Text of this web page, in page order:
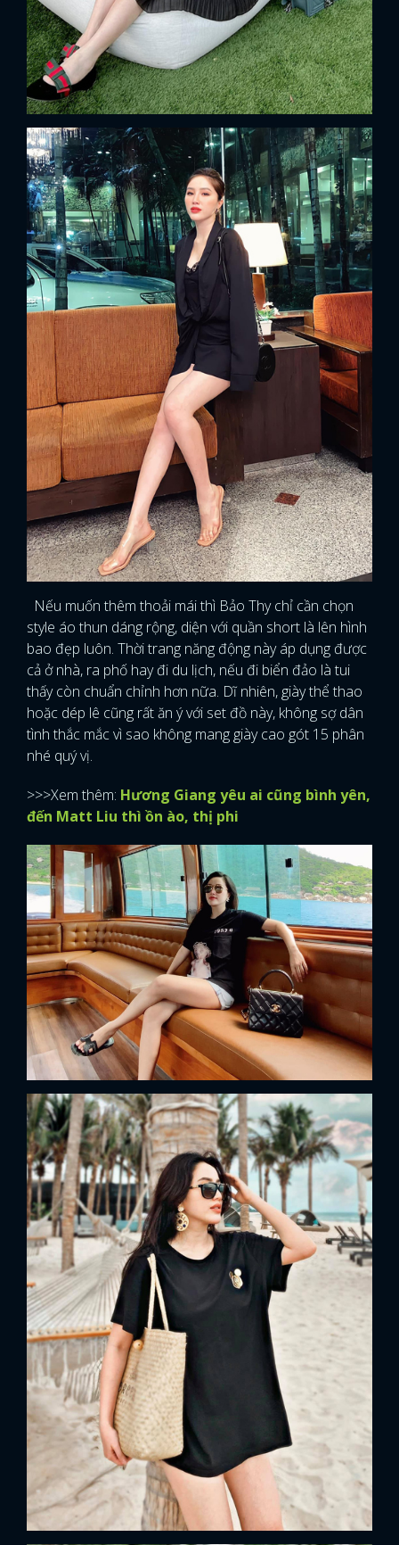
Nếu muốn thêm thoải mái thì Bảo Thy chỉ cần chọn
style áo thun dáng rộng, diện với quần short là lên hình
bao đẹp luôn. Thời trang năng động này áp dụng được
cả ở nhà, ra phố hay đi du lịch, nếu đi biển đảo là tui
thấy còn chuẩn chỉnh hơn nữa. Dĩ nhiên, giày thể thao
hoặc dép lê cũng rất ăn ý với set đồ này, không sợ dân
tình thắc mắc vì sao không mang giày cao gót 15 phân
nhé quý vị.
>>>Xem thêm: Hương Giang yêu ai cũng bình yên,
đến Matt Liu thì ồn ào, thị phi